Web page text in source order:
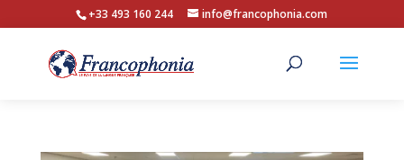
+33 493 160 244 info@francophonia.com